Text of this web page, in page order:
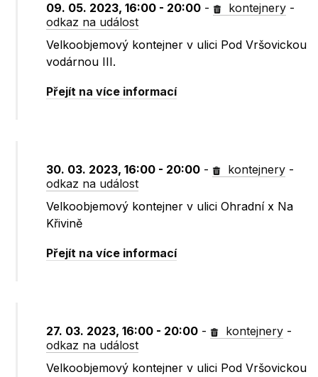
09. 05. 2023, 16:00 - 20:00 - kontejnery -
odkaz na událost
Velkoobjemový kontejner v ulici Pod Vršovickou
vodárnou III.
Přejít na více informací
30. 03. 2023, 16:00 - 20:00 - kontejnery -
odkaz na událost
Velkoobjemový kontejner v ulici Ohradní x Na
Křivině
Přejít na více informací
27. 03. 2023, 16:00 - 20:00 - kontejnery -
odkaz na událost
Velkoobjemový kontejner v ulici Pod Vršovickou